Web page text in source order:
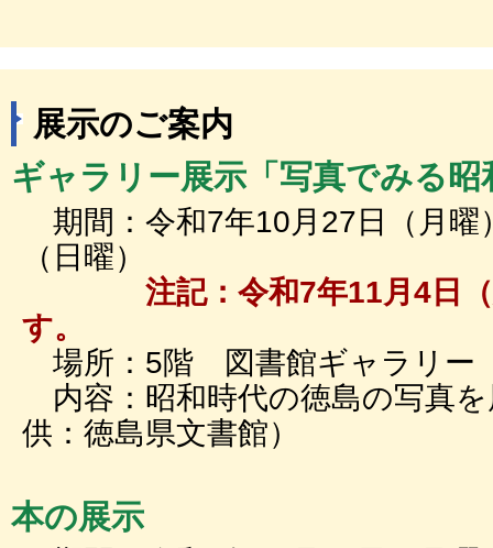
展示のご案内
ギャラリー展示「写真でみる昭
期間：令和7年10月27日（月曜
（日曜）
注記：令和7年11月4日
す。
場所：5階 図書館ギャラリー
内容：昭和時代の徳島の写真
供：徳島県文書館）
本の展示